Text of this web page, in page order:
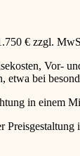
€ zzgl.
Vor-
bei
in einem